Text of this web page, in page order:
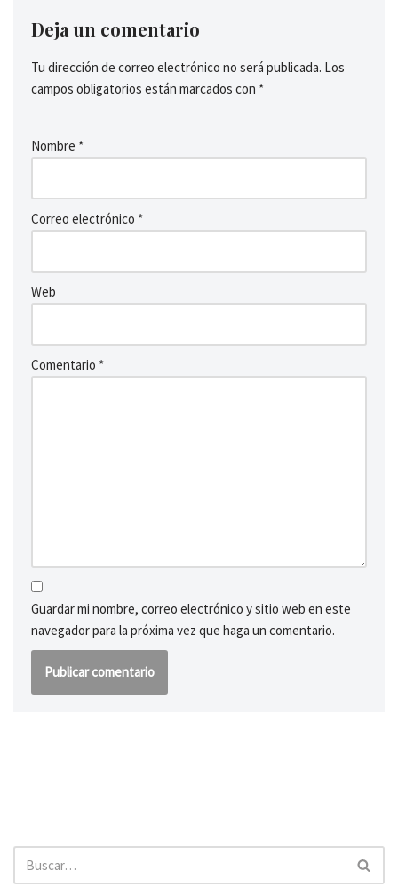
Deja un comentario
Tu dirección de correo electrónico no será publicada. Los
campos obligatorios están marcados con *
Nombre *
Correo electrónico *
Web
Comentario *
Guardar mi nombre, correo electrónico y sitio web en este
navegador para la próxima vez que haga un comentario.